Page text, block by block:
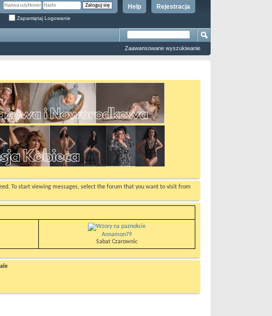
Rejestracja
Help
Zapamiętaj Logowanie
Zaawansowane wyszukiwanie
To start viewing messages, select the forum that you want to visit from
Annamon79
Sabat Czarownic